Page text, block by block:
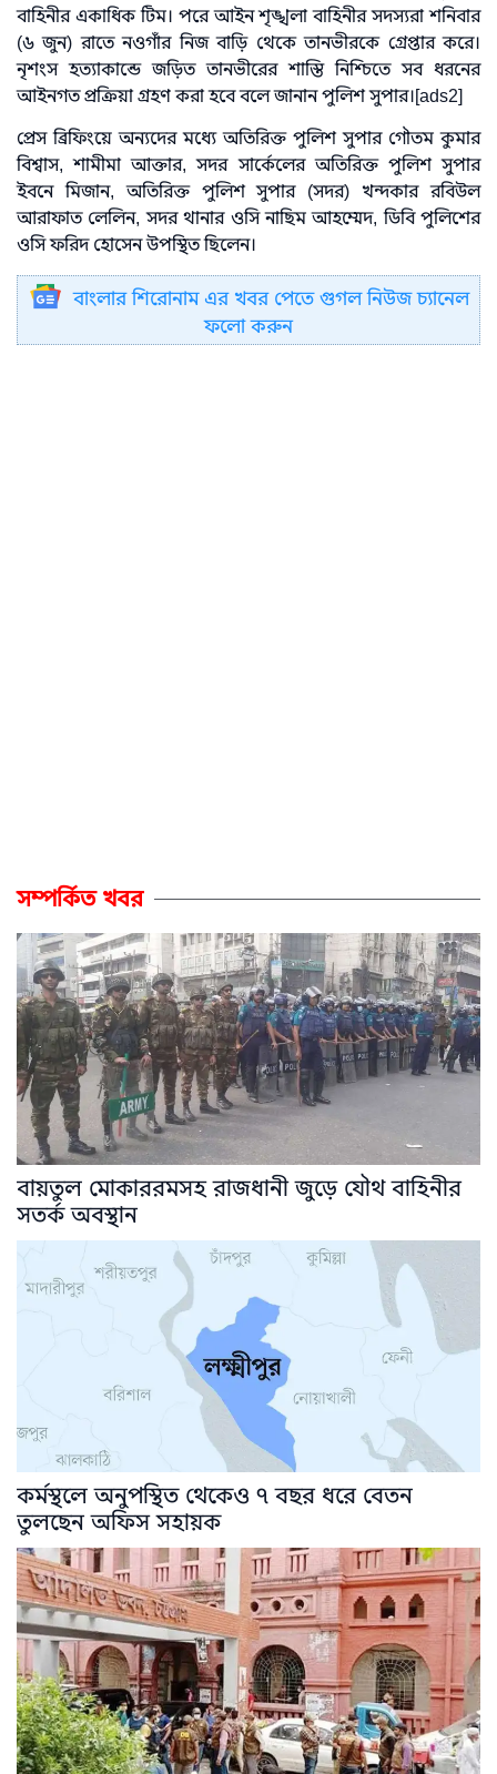
বাহিনীর একাধিক টিম। পরে আইন শৃঙ্খলা বাহিনীর সদস্যরা শনিবার
(৬ জুন) রাতে নওগাঁর নিজ বাড়ি থেকে তানভীরকে গ্রেপ্তার করে।
নৃশংস হত্যাকান্ডে জড়িত তানভীরের শাস্তি নিশ্চিতে সব ধরনের
আইনগত প্রক্রিয়া গ্রহণ করা হবে বলে জানান পুলিশ সুপার।[ads2]
প্রেস ব্রিফিংয়ে অন্যদের মধ্যে অতিরিক্ত পুলিশ সুপার গৌতম কুমার
বিশ্বাস, শামীমা আক্তার, সদর সার্কেলের অতিরিক্ত পুলিশ সুপার
ইবনে মিজান, অতিরিক্ত পুলিশ সুপার (সদর) খন্দকার রবিউল
আরাফাত লেলিন, সদর থানার ওসি নাছিম আহম্মেদ, ডিবি পুলিশের
ওসি ফরিদ হোসেন উপস্থিত ছিলেন।
বাংলার শিরোনাম এর খবর পেতে গুগল নিউজ চ্যানেল
ফলো করুন
সম্পর্কিত খবর
বায়তুল মোকাররমসহ রাজধানী জুড়ে যৌথ বাহিনীর
সতর্ক অবস্থান
কর্মস্থলে অনুপস্থিত থেকেও ৭ বছর ধরে বেতন
তুলছেন অফিস সহায়ক